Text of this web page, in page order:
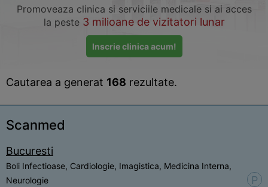
Promoveaza clinica si serviciile medicale si ai acces
la peste 3 milioane de vizitatori lunar
Inscrie clinica acum!
Cautarea a generat 168 rezultate.
Scanmed
Bucuresti
Boli Infectioase, Cardiologie, Imagistica, Medicina Interna,
Neurologie
P